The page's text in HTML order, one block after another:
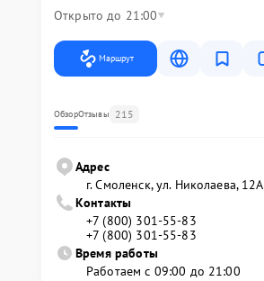
Открыто до 21:00
Маршрут
ОбзорОтзывы 215
Адрес
г. Смоленск, ул. Николаева, 12А
Контакты
+7 (800) 301-55-83
+7 (800) 301-55-83
Время работы
Работаем с 09:00 до 21:00